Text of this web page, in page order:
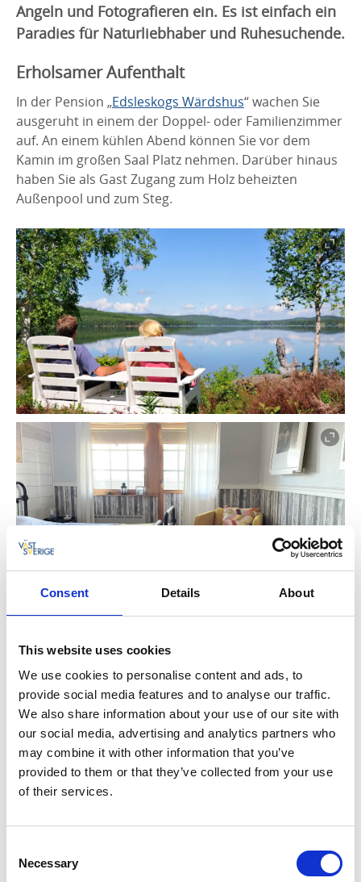
Consent Details About
This website uses cookies
We use cookies to personalise content and ads, to
provide social media features and to analyse our traffic.
We also share information about your use of our site with
our social media, advertising and analytics partners who
may combine it with other information that you’ve
provided to them or that they’ve collected from your use
of their services.
Selection
Necessary
Angeln und Fotografieren ein. Es ist einfach ein
Paradies für Naturliebhaber und Ruhesuchende.
Erholsamer Aufenthalt
In der Pension „Edsleskogs Wärdshus“ wachen Sie
ausgeruht in einem der Doppel- oder Familienzimmer
auf. An einem kühlen Abend können Sie vor dem
Kamin im großen Saal Platz nehmen. Darüber hinaus
haben Sie als Gast Zugang zum Holz beheizten
Außenpool und zum Steg.
Golfplatz
Das Gasthaus liegt mitten in der Natur und dient als
guter Ausgangspunkt für Sehenswürdigkeiten und
Attraktionen in Edsleskogs schöner Umgebung.
Erleben Sie die Natur und wandern Sie im
Naturschutzgebiet Baljås oder angeln Sie in einem der
wandern möchten, können Sie an einer Whisky-
spielen. Wenn Sie das Gasthaus zusammen mit